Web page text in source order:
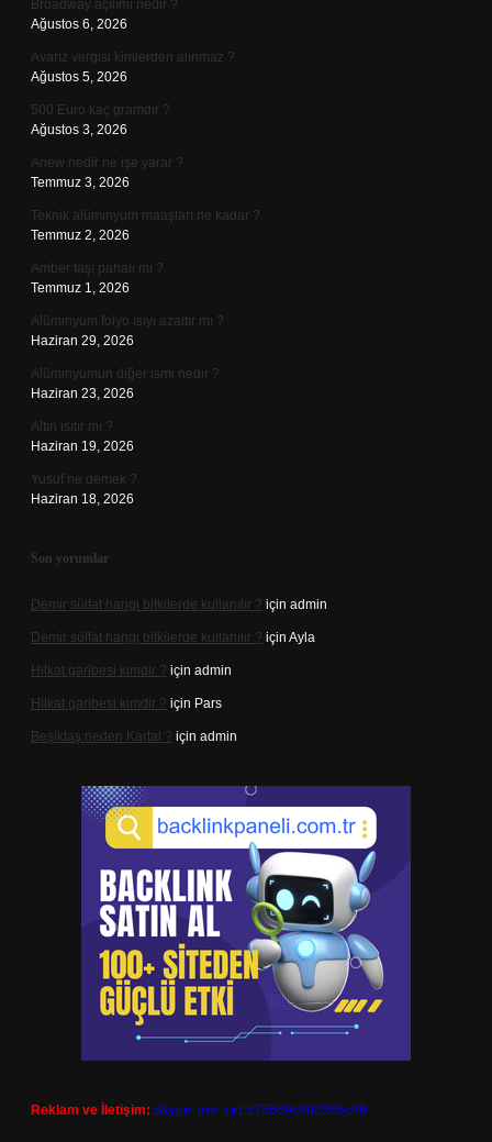
Broadway açılımı nedir ?
Ağustos 6, 2026
Avarız vergisi kimlerden alınmaz ?
Ağustos 5, 2026
500 Euro kaç gramdır ?
Ağustos 3, 2026
Anew nedir ne işe yarar ?
Temmuz 3, 2026
Teknik alüminyum maaşları ne kadar ?
Temmuz 2, 2026
Amber taşı pahalı mı ?
Temmuz 1, 2026
Alüminyum folyo ısıyı azaltır mı ?
Haziran 29, 2026
Alüminyumun diğer ismi nedir ?
Haziran 23, 2026
Altın ısıtır mı ?
Haziran 19, 2026
Yusuf ne demek ?
Haziran 18, 2026
Son yorumlar
Demir sülfat hangi bitkilerde kullanılır ? için admin
Demir sülfat hangi bitkilerde kullanılır ? için Ayla
Hilkat garibesi kimdir ? için admin
Hilkat garibesi kimdir ? için Pars
Beşiktaş neden Kartal ? için admin
Reklam ve İletişim: Skype: live:.cid.575569c608265c69